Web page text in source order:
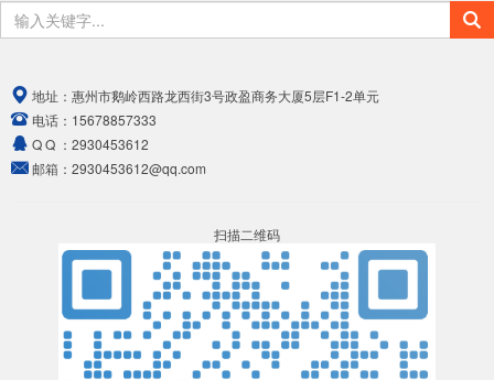
地址： 惠州市鹅岭西路龙西街3号政盈商务大厦5层F1-2单元
电话： 15678857333
Q Q ： 2930453612
邮箱： 2930453612@qq.com
扫描二维码